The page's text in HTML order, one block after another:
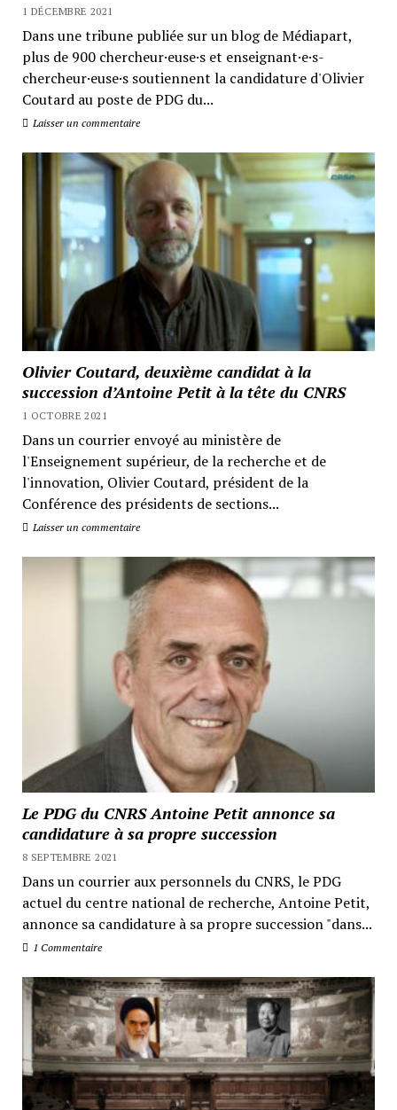
1 DÉCEMBRE 2021
Dans une tribune publiée sur un blog de Médiapart,
plus de 900 chercheur·euse·s et enseignant·e·s-
chercheur·euse·s soutiennent la candidature d'Olivier
Coutard au poste de PDG du...
Laisser un commentaire
Olivier Coutard, deuxième candidat à la
succession d’Antoine Petit à la tête du CNRS
1 OCTOBRE 2021
Dans un courrier envoyé au ministère de
l'Enseignement supérieur, de la recherche et de
l'innovation, Olivier Coutard, président de la
Conférence des présidents de sections...
Laisser un commentaire
Le PDG du CNRS Antoine Petit annonce sa
candidature à sa propre succession
8 SEPTEMBRE 2021
Dans un courrier aux personnels du CNRS, le PDG
actuel du centre national de recherche, Antoine Petit,
annonce sa candidature à sa propre succession "dans...
1 Commentaire